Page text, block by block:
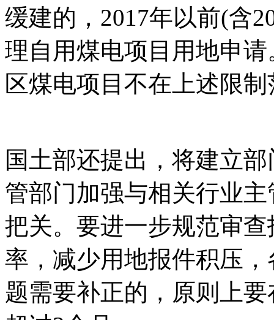
缓建的，2017年以前(含
理自用煤电项目用地申
区煤电项目不在上述限
国土部还提出，将建立
管部门加强与相关行业
把关。要进一步规范审
率，减少用地报件积压
题需要补正的，原则上